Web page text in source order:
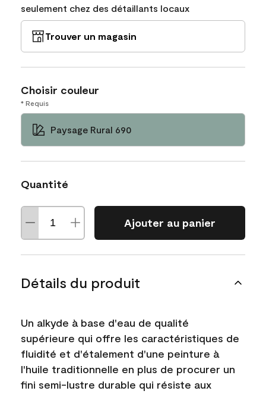
seulement chez des détaillants locaux
Trouver un magasin
Choisir couleur
* Requis
Paysage Rural 690
Quantité
Ajouter au panier
Détails du produit
Un alkyde à base d'eau de qualité
supérieure qui offre les caractéristiques de
fluidité et d'étalement d'une peinture à
l'huile traditionnelle en plus de procurer un
fini semi-lustre durable qui résiste aux